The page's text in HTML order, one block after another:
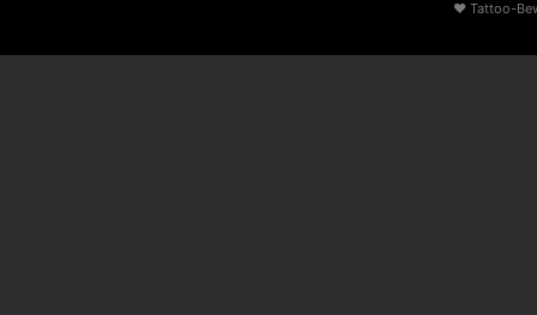
♥ Tattoo-